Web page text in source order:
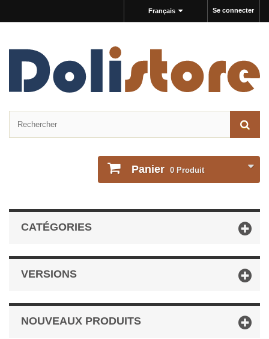
Se connecter
Français
Panier 0 Produit
CATÉGORIES
VERSIONS
NOUVEAUX PRODUITS